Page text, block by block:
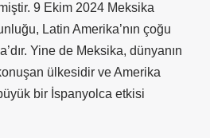
9 Ekim 2024 Meksika
Latin Amerika’nın çoğu
Yine de Meksika, dünyanın
ülkesidir ve Amerika
bir İspanyolca etkisi